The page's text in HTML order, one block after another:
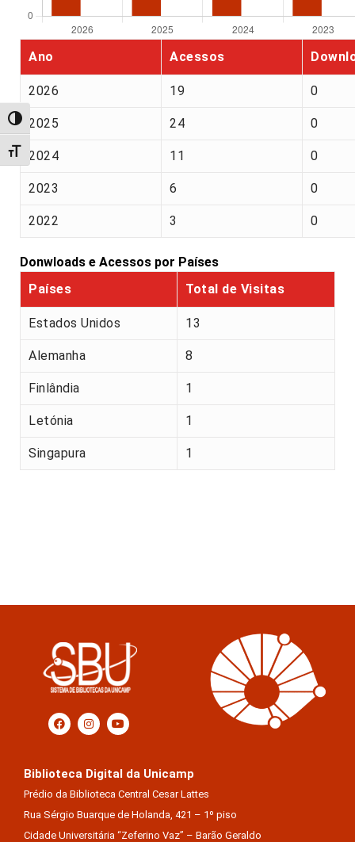
Alternar alto contraste
Alternar tamanho da fonte
Ano Acessos
2026 19 0
2025 24 0
2024 11 0
2023 6 0
2022 3 0
Donwloads e Acessos por Países
Países
Total de Visitas
Estados Unidos 13
Alemanha 8
Finlândia 1
Letónia 1
Singapura 1
Biblioteca Digital da Unicamp
Prédio da Biblioteca Central Cesar Lattes
Rua Sérgio Buarque de Holanda, 421 – 1º piso
Cidade Universitária “Zeferino Vaz” – Barão Geraldo